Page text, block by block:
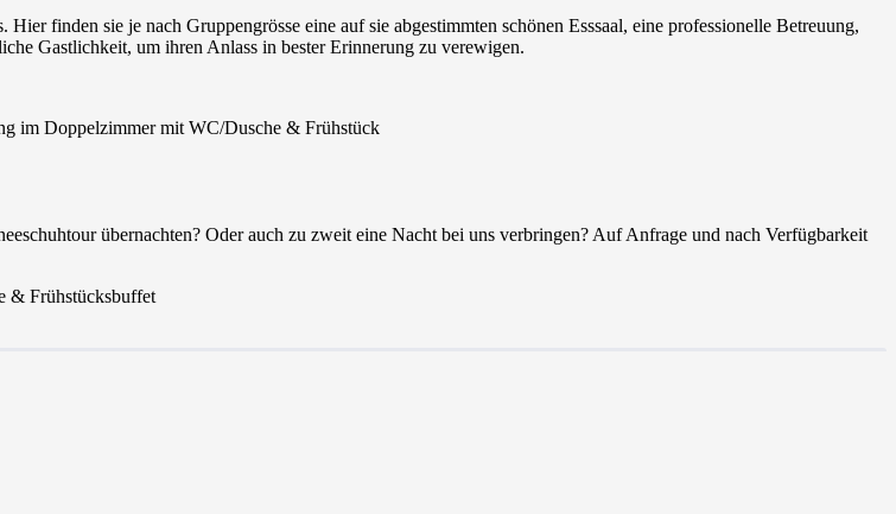
finden sie je nach Gruppengrösse eine auf sie abgestimmten schönen Esssaal, eine professionelle Betreuung,
Gastlichkeit, um ihren Anlass in bester Erinnerung zu verewigen.
im Doppelzimmer mit WC/Dusche & Frühstück
übernachten? Oder auch zu zweit eine Nacht bei uns verbringen? Auf Anfrage und nach Verfügbarkeit
& Frühstücksbuffet